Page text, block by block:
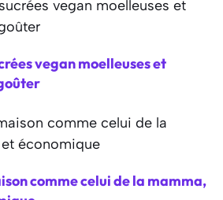
vegan moelleuses et
comme celui de la mamma,